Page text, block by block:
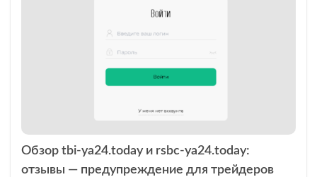
Обзор tbi-ya24.today и rsbc-ya24.today:
отзывы — предупреждение для трейдеров